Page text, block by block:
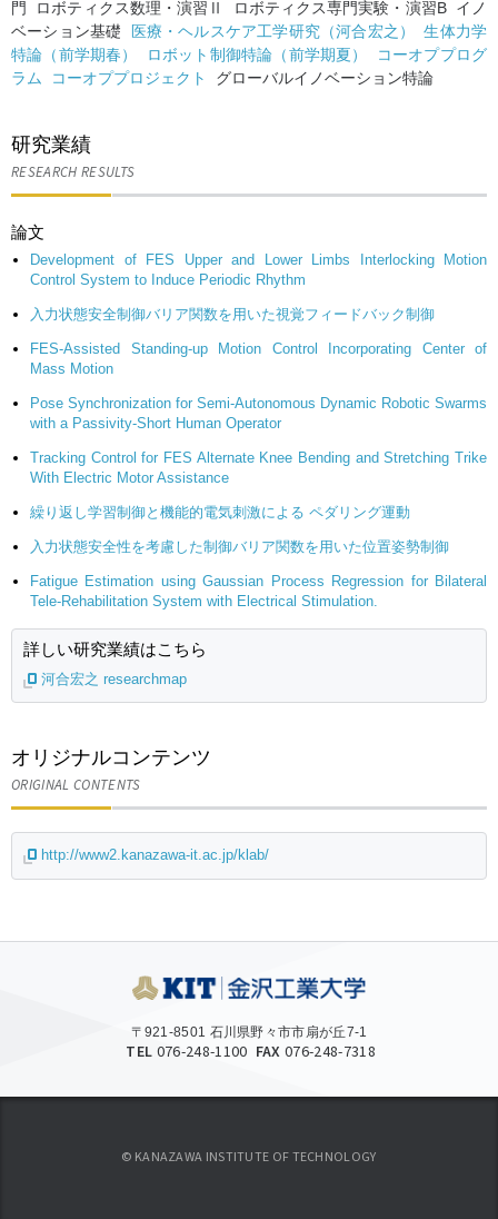
門 ロボティクス数理・演習Ⅱ ロボティクス専門実験・演習B イノ
ベーション基礎
医療・ヘルスケア工学研究（河合宏之）
生体力学
特論（前学期春）
ロボット制御特論（前学期夏）
コーオププログ
ラム
コーオププロジェクト グローバルイノベーション特論
研究業績
RESEARCH RESULTS
論文
Development of FES Upper and Lower Limbs Interlocking Motion
Control System to Induce Periodic Rhythm
入力状態安全制御バリア関数を用いた視覚フィードバック制御
FES-Assisted Standing-up Motion Control Incorporating Center of
Mass Motion
Pose Synchronization for Semi-Autonomous Dynamic Robotic Swarms
with a Passivity-Short Human Operator
Tracking Control for FES Alternate Knee Bending and Stretching Trike
With Electric Motor Assistance
繰り返し学習制御と機能的電気刺激による ペダリング運動
入力状態安全性を考慮した制御バリア関数を用いた位置姿勢制御
Fatigue Estimation using Gaussian Process Regression for Bilateral
Tele-Rehabilitation System with Electrical Stimulation.
詳しい研究業績はこちら
河合宏之 researchmap
オリジナルコンテンツ
ORIGINAL CONTENTS
http://www2.kanazawa-it.ac.jp/klab/
〒921-8501 石川県野々市市扇が丘7-1
TEL 076-248-1100 FAX 076-248-7318
© KANAZAWA INSTITUTE OF TECHNOLOGY